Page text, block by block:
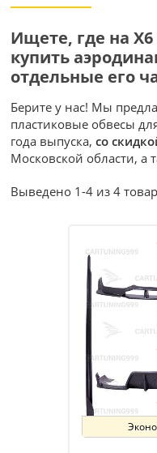
Ищете, где на X6
купить
отдельные его
Берите у нас! Мы
пластиковые обвесы
года выпуска,со
Московской области, а
Выведено 1-4 из 4